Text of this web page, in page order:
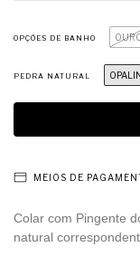
OPÇÕES DE BANHO
PEDRA NATURAL
MEIOS DE
Colar com Pingente
natural